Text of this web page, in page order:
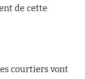
de cette
courtiers vont